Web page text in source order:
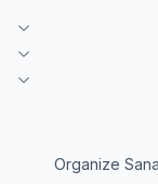
3. Organize